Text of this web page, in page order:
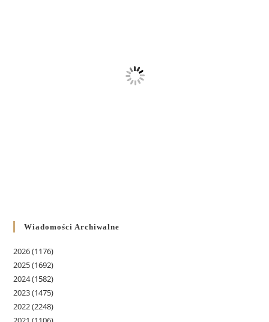
Wiadomości Archiwalne
2026(1176)
2025(1692)
2024(1582)
2023(1475)
2022(2248)